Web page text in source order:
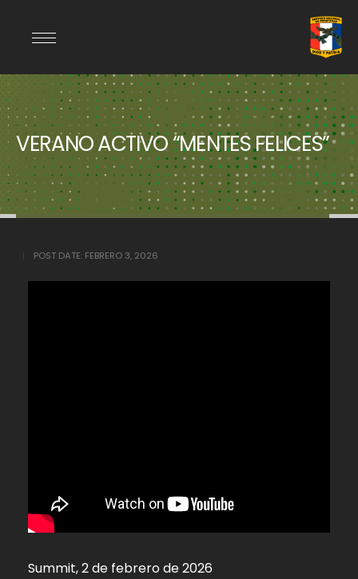
VERANO ACTIVO “MENTES FELICES”
POST DATE: FEBRERO 3, 2026
Summit, 2 de febrero de 2026